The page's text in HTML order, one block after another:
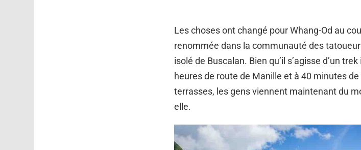
Les choses ont changé pour Whang-Od au
renommée dans la communauté des
isolé de Buscalan. Bien qu’il s’agisse d’un
heures de route de Manille et à 40 minutes
terrasses, les gens viennent maintenant du
elle.